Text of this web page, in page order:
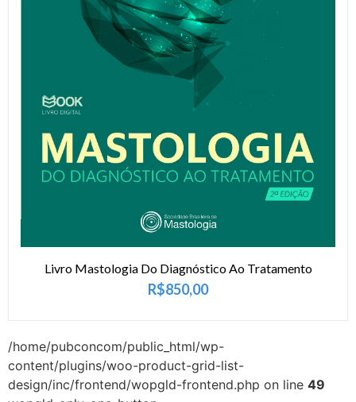
Livro Mastologia Do Diagnóstico Ao Tratamento
R$850,00
/home/pubconcom/public_html/wp-
content/plugins/woo-product-grid-list-
design/inc/frontend/wopgld-frontend.php on line 49